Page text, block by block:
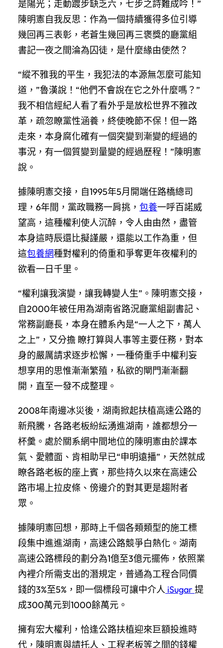
是陽光；走動踱步缺乏六，七步之詩難成吟！”
陳明憲自我反思：作為一個持續獲得多位引導
幾回再三表彰，老蒼生幾回再三褒獎的廳黨組
書記一夜之間淪為囚徒，是什麼緣由使然？
“縱不雅我的平生，我犯法的本源無怎麼可能知
道，”魯漢說！“他們不會說在它之外什麼嗎？”
我不相信經紀人看了看外乎是放松世界不雅改
革，疏忽瞭黨性涵養，終使晚節不保！但一路
走來，本身腐化確有一個突變到漸變的經過的
事況，有一個質變到量變的經過歷程！”陳明憲
說。
據陳明憲交接，自1995年5月開端任路橋總司
理，6年間，黨政職務一肩挑， 包養一呼百諾威
望高，這種權利使人沉醉，令人由由然，盡管
本身這時辰還比擬謹嚴，還能以工作為重，但
這包養網種對權利的倚重和爭奪更年夜權利的
欲看一日千里。
“權利讓我演變，讓我轉變人生”。陳明憲交接，
自2000年被任用為湖南省路況廳黨組副書記、
常務副廳長，本身在體系內是“一人之下，萬人
之上”，又分擔 瞭打算與人事等主要任務，對本
身的嚴厲請求逐步松懈，一種倚重手中權利妄
想享用的思惟漸漸繁殖，私欲的閘門漸漸翻
開，直至一發不成整理。
2008年南邊冰災後，湖南掀起扶植高速公路的
新飛騰，各路老板紛紜湧進湖南，誰都想分一
杯羹。處於關系網中間地位的陳明憲由於課本
氣、愛體面、肯相助早已“申明遠播”，天然就成
瞭各路老板的座上賓，那些持久以來在高速公
路市場上拉皮條、傍邊介的對其更是趨附者
眾。
據陳明憲回想，那時上千個各類類型的施工標
段集中進進湖南，高速公路競爭白熱化。湖南
高速公路標段的劃分為1億至3億元擺佈，依照業
內裡介所需支出的潛規定，普通為工程合同價
錢的3%至5%，即一個標段可讓中介人 iSugar 提
成300萬元到1000餘萬元。
擁有宏大權利，恰逢公路扶植迎來巨額投進時
代，陳明憲與請托人、工程老板等之間的錢權